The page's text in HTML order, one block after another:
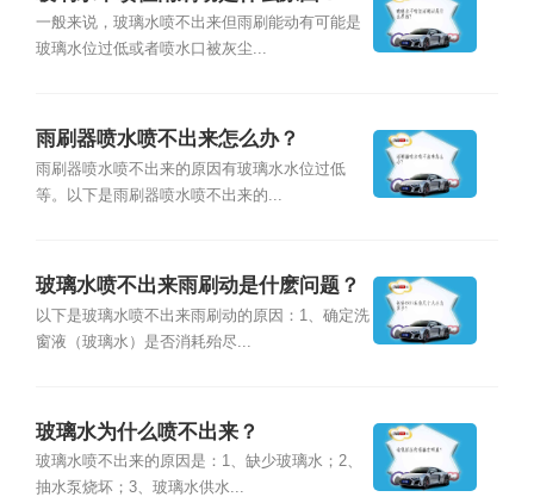
一般来说，玻璃水喷不出来但雨刷能动有可能是
玻璃水位过低或者喷水口被灰尘...
雨刷器喷水喷不出来怎么办？
雨刷器喷水喷不出来的原因有玻璃水水位过低
等。以下是雨刷器喷水喷不出来的...
玻璃水喷不出来雨刷动是什麽问题？
以下是玻璃水喷不出来雨刷动的原因：1、确定洗
窗液（玻璃水）是否消耗殆尽...
玻璃水为什么喷不出来？
玻璃水喷不出来的原因是：1、缺少玻璃水；2、
抽水泵烧坏；3、玻璃水供水...